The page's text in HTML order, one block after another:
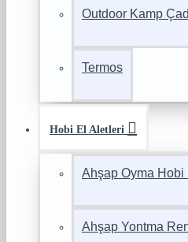
Outdoor Kamp
Termos
Hobi El Aletleri
Ahşap Oyma Hobi
Ahşap Yontma